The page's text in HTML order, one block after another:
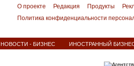
О проекте Редакция Продукты
Политика конфиденциальности
НОВОСТИ - БИЗНЕС ИНОСТРАННЫЙ БИЗНЕС